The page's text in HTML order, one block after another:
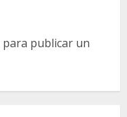
para publicar un